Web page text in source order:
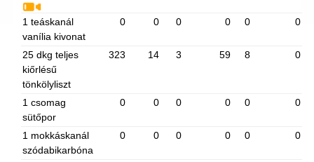
1 teáskanál
vanília kivonat
0 0 0 0 0 0
25 dkg teljes
kiőrlésű
tönkölyliszt
323 14 3 59 8 0
1 csomag
sütőpor
0 0 0 0 0 0
1 mokkáskanál
szódabikarbóna
0 0 0 0 0 0